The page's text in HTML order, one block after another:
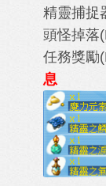
精靈捕捉
頭怪掉落
任務獎勵
息